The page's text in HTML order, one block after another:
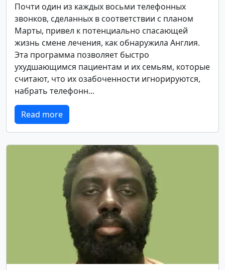
Почти один из каждых восьми телефонных
звонков, сделанных в соответствии с планом
Марты, привел к потенциально спасающей
жизнь смене лечения, как обнаружила Англия.
Эта программа позволяет быстро
ухудшающимся пациентам и их семьям, которые
считают, что их озабоченности игнорируются,
набрать телефонн...
Read more